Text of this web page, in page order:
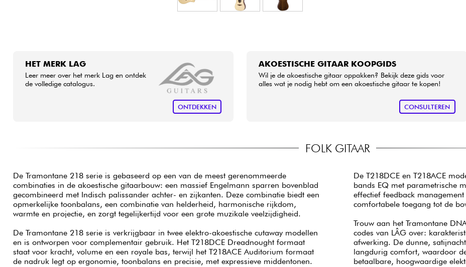
HET MERK LAG
Leer meer over het merk Lag en ontdek
de volledige catalogus.
ONTDEKKEN
AKOESTISCHE GITAAR KOOPGIDS
Wil je de akoestische gitaar oppakken? Bekijk deze gids voor
alles wat je nodig hebt om een akoestische gitaar te kopen!
CONSULTEREN
FOLK GITAAR
De Tramontane 218 serie is gebaseerd op een van de meest gerenommeerde
combinaties in de akoestische gitaarbouw: een massief Engelmann sparren bovenblad
gecombineerd met Indisch palissander achter- en zijkanten. Deze combinatie biedt een
opmerkelijke toonbalans, een combinatie van helderheid, harmonische rijkdom,
warmte en projectie, en zorgt tegelijkertijd voor een grote muzikale veelzijdigheid.
De Tramontane 218 serie is verkrijgbaar in twee elektro-akoestische cutaway modellen
en is ontworpen voor complementair gebruik. Het T218DCE Dreadnought formaat
staat voor kracht, volume en een royale bas, terwijl het T218ACE Auditorium formaat
de nadruk legt op ergonomie, toonbalans en precisie, met expressieve middentonen.
De T218DCE en T218ACE
bands EQ met parametrische
effectief feedback
comfortabele toegang tot de
Trouw aan het Tramontane
codes van LÂG over:
afwerking. De dunne,
langdurig comfort, waardoor
betaalbare, hoogwaardige